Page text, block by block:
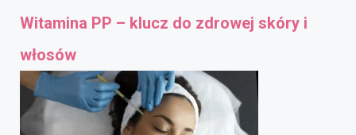
Witamina PP – klucz do zdrowej skóry i
włosów